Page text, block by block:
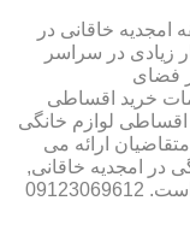
امجدیه خاقانی در
زیادی در سراسر
فضای
خرید اقساطی
لوازم خانگی
ارائه می
در امجدیه خاقانی,
منطقه امجدیه خاقانی یکی از بهترین مراکز است. 09123069612